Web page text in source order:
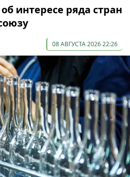
интересе ряда стран
08 АВГУСТА 2026 22:26